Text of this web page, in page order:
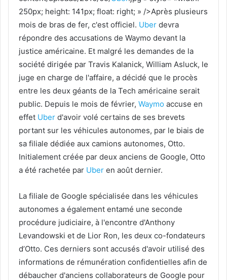
250px; height: 141px; float: right; » />Après plusieurs
mois de bras de fer, c'est officiel. Uber devra
répondre des accusations de Waymo devant la
justice américaine. Et malgré les demandes de la
société dirigée par Travis Kalanick, William Asluck, le
juge en charge de l'affaire, a décidé que le procès
entre les deux géants de la Tech américaine serait
public. Depuis le mois de février, Waymo accuse en
effet Uber d'avoir volé certains de ses brevets
portant sur les véhicules autonomes, par le biais de
sa filiale dédiée aux camions autonomes, Otto.
Initialement créée par deux anciens de Google, Otto
a été rachetée par Uber en août dernier.
La filiale de Google spécialisée dans les véhicules
autonomes a également entamé une seconde
procédure judiciaire, à l'encontre d'Anthony
Levandowski et de Lior Ron, les deux co-fondateurs
d’Otto. Ces derniers sont accusés d'avoir utilisé des
informations de rémunération confidentielles afin de
débaucher d'anciens collaborateurs de Google pour